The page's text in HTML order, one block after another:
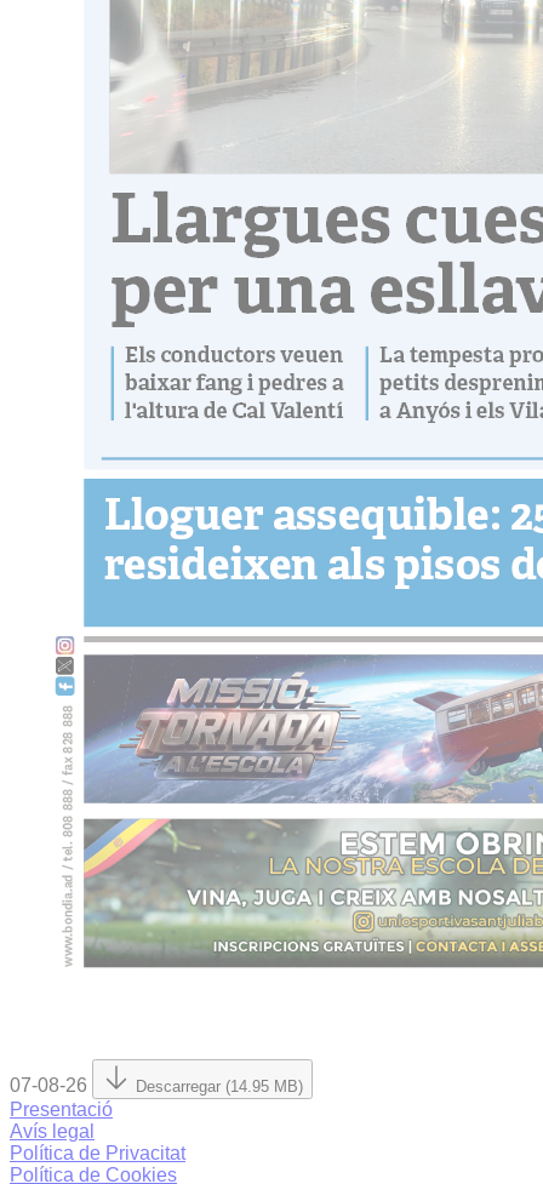
07-08-26 Descarregar (14.95 MB)
Presentació
Avís legal
Política de Privacitat
Política de Cookies